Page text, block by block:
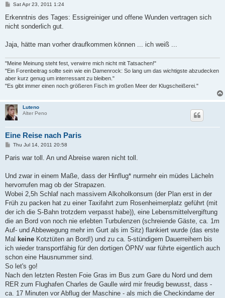
P
s
Sat Apr 23, 2011 1:24
Erkenntnis des Tages: Essigreiniger und offene Wunden vertragen sich
nicht sonderlich gut.
Jaja, hätte man vorher draufkommen können ... ich weiß ...
"Meine Meinung steht fest, verwirre mich nicht mit Tatsachen!"
"Ein Forenbeitrag sollte sein wie ein Damenrock: So lang um das wichtigste abzudecken
aber kurz genug um interressant zu bleiben."
"Es gibt immer einen noch größeren Fisch im großen Meer der Klugscheißerei."
Luteno
Alter Peno
Eine Reise nach Paris
P
s
Thu Jul 14, 2011 20:58
Paris war toll. An und Abreise waren nicht toll.
Und zwar in einem Maße, dass der Hinflug* nurmehr ein müdes Lächeln
hervorrufen mag ob der Strapazen.
Wobei 2,5h Schlaf nach massivem Alkoholkonsum (der Plan erst in der
Früh zu packen hat zu einer Taxifahrt zum Rosenheimerplatz geführt (mit
der ich die S-Bahn trotzdem verpasst habe)), eine Lebensmittelvergiftung
die an Bord von noch nie erlebten Turbulenzen (schreiende Gäste, ca. 1m
Auf- und Abbewegung mehr im Gurt als im Sitz) flankiert wurde (das erste
Mal keine Kotztüten an Bord!) und zu ca. 5-stündigem Dauerreihern bis
ich wieder transportfähig für den dortigen ÖPNV war führte eigentlich auch
schon eine Hausnummer sind.
So let's go!
Nach den letzten Resten Foie Gras im Bus zum Gare du Nord und dem
RER zum Flughafen Charles de Gaulle wird mir freudig bewusst, dass -
ca. 17 Minuten vor Abflug der Maschine - als mich die Checkindame der